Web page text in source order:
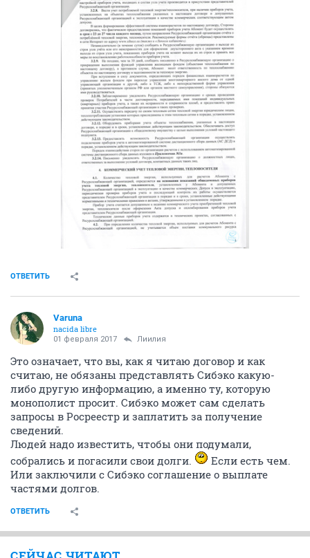
ОТВЕТИТЬ
Varuna
nacida libre
01 февраля 2017 Лиилия
Это означает, что вы, как я читаю договор и как
считаю, не обязаны представлять Сибэко какую-
либо другую информацию, а именно ту, которую
монополист просит. Сибэко может сам сделать
запросы в Росреестр и заплатить за получение
сведений.
Людей надо известить, чтобы они подумали,
собрались и погасили свои долги.
Если есть чем.
Или заключили с Сибэко соглашение о выплате
частями долгов.
ОТВЕТИТЬ